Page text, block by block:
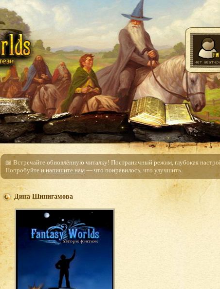
📖 Встречайте обновлённую читалку! Постраничный режим, глубокая
Попробуйте и напишите нам — что понравилось, что улучшить.
Дина Шинигамова